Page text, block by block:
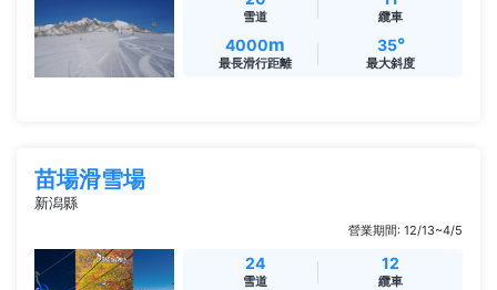
雪道 纜車
4000m
最長滑行距離
35°
最大斜度
苗場滑雪場
新潟縣
營業期間: 12/13~4/5
24
雪道
12
纜車